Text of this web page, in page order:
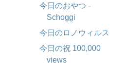
今日のおやつ -
Schoggi
今日のロノウィルス
今日の祝 100,000
views